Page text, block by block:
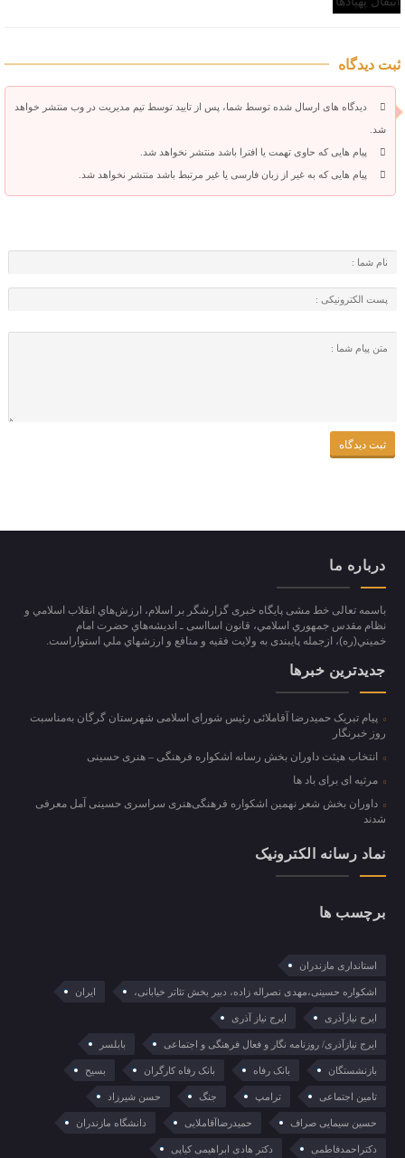
ثبت دیدگاه
دیدگاه های ارسال شده توسط شما، پس از تایید توسط تیم مدیریت در وب منتشر خواهد
شد.
پیام هایی که حاوی تهمت یا افترا باشد منتشر نخواهد شد.
پیام هایی که به غیر از زبان فارسی یا غیر مرتبط باشد منتشر نخواهد شد.
درباره ما
باسمه تعالی خط مشی پایگاه خبری گزارشگر بر اسلام، ارزش‌هاي انقلاب اسلامي و
نظام مقدس جمهوري اسلامي، قانون اسااسی ـ انديشه‌هاي حضرت امام
خميني(ره)، ازجمله پایبندی به ولايت فقيه و منافع و ارزشهاي ملي استواراست.
جدیدترین خبرها
پیام تبریک حمیدرضا آقاملائی رئیس شورای اسلامی شهرستان گرگان به‌مناسبت
روز خبرنگار
انتخاب هیئت داوران بخش رسانه اشکواره فرهنگی‌ – هنری حسینی
مرثیه ای برای باد ها
داوران بخش شعر نهمین اشکواره فرهنگی‌هنری سراسری حسینی آمل معرفی
شدند
نماد رسانه الکترونیک
برچسب ها
استانداری مازندران
اشکواره حسینی،مهدی نصراله زاده، دبیر بخش تئاتر خیابانی، ایران
ایرج نیازآذری ایرج نیاز آذری
ایرج نیازآذری/ روزنامه نگار و فعال فرهنگی و اجتماعی بابلسر
بازنشستگان بانک رفاه بانک رفاه کارگران بسیح
تامین اجتماعی ترامپ جنگ حسن شیرزاد
حسین سیمایی صراف حمیدرضاآقاملایی دانشگاه مازندران
دکتراحمدفاطمی دکتر هادی ابراهیمی کیاپی